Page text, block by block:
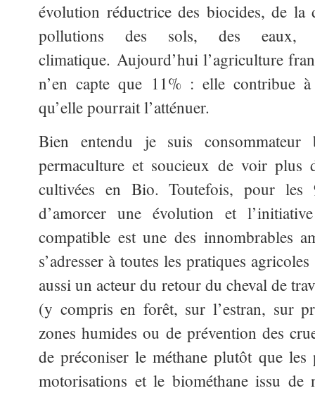
évolution réductrice des biocides, de la
pollutions des sols, des eaux,
climatique. Aujourd’hui l’agriculture
n’en capte que 11% : elle contribue
qu’elle pourrait l’atténuer.
Bien entendu je suis
permaculture et soucieux de voir plus
cultivées en Bio. Toutefois, pour
d’amorcer une évolution et
compatible est une des innombrables
s’adresser à toutes les pratiques
aussi un acteur du retour du cheval de
(y compris en forêt, sur l’estran, sur
zones humides ou de prévention des
de préconiser le méthane plutôt que
motorisations et le biométhane issu de